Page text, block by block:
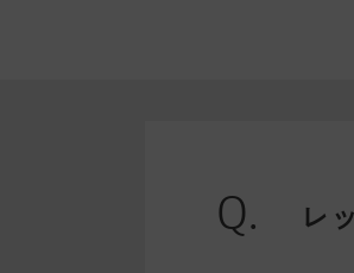
レ